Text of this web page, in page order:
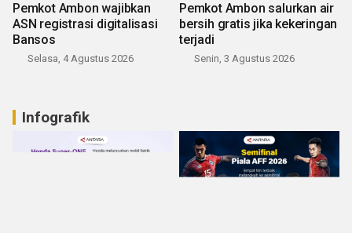
Pemkot Ambon wajibkan
ASN registrasi digitalisasi
Bansos
Selasa, 4 Agustus 2026
Pemkot Ambon salurkan air
bersih gratis jika kekeringan
terjadi
Senin, 3 Agustus 2026
Infografik